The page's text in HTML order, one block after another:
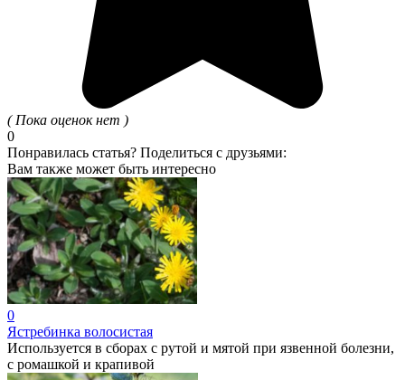
( Пока оценок нет )
0
Понравилась статья? Поделиться с друзьями:
Вам также может быть интересно
0
Ястребинка волосистая
Используется в сборах с рутой и мятой при язвенной болезни,
с ромашкой и крапивой